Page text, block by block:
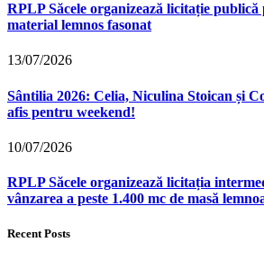
RPLP Săcele organizează licitație
material lemnos fasonat
13/07/2026
Sântilia 2026: Celia, Niculina Stoican și
afis pentru weekend!
10/07/2026
RPLP Săcele organizează licitația
vânzarea a peste 1.400 mc de masă
Recent Posts